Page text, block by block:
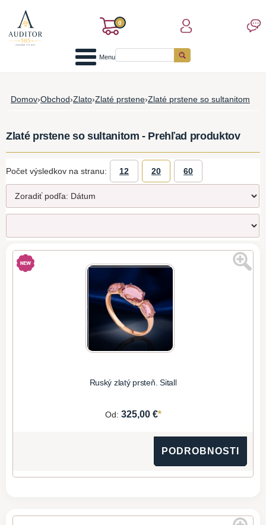
0
Menu
Domov›Obchod›Zlato›Zlaté prstene›Zlaté prstene so sultanitom
Zlaté prstene so sultanitom - Prehľad produktov
Počet výsledkov na stranu: 12 20 60
Ruský zlatý prsteň. Sitall
Od: 325,00 €*
PODROBNOSTI